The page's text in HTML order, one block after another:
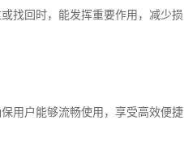
找回时，能发挥重要作用，减少损
用户能够流畅使用，享受高效便捷